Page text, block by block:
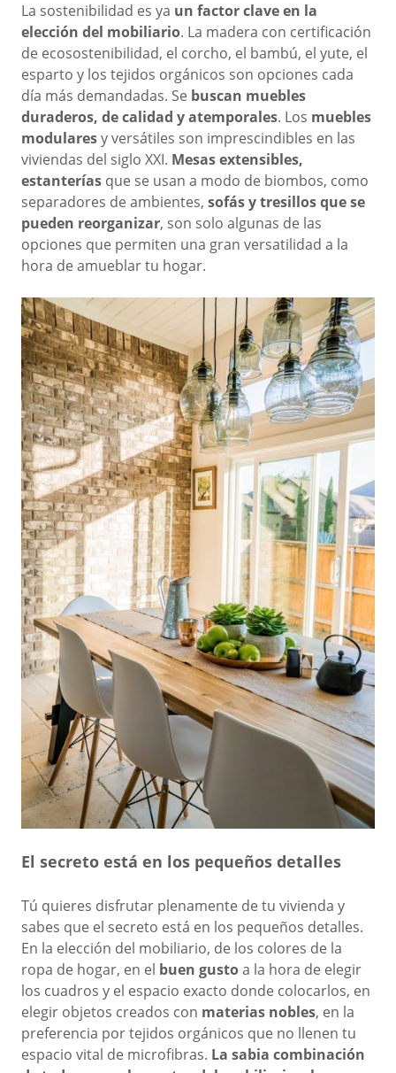
La sostenibilidad es ya un factor clave en la
elección del mobiliario. La madera con certificación
de ecosostenibilidad, el corcho, el bambú, el yute, el
esparto y los tejidos orgánicos son opciones cada
día más demandadas. Se buscan muebles
duraderos, de calidad y atemporales. Los muebles
modularesy versátiles son imprescindibles en las
viviendas del siglo XXI. Mesas extensibles,
estanterías que se usan a modo de biombos, como
separadores de ambientes, sofás y tresillos que se
pueden reorganizar, son solo algunas de las
opciones que permiten una gran versatilidad a la
hora de amueblar tu hogar.
El secreto está en los pequeños detalles
Tú quieres disfrutar plenamente de tu vivienda y
sabes que el secreto está en los pequeños detalles.
En la elección del mobiliario, de los colores de la
ropa de hogar, en el buen gustoa la hora de elegir
los cuadros y el espacio exacto donde colocarlos, en
elegir objetos creados con materias nobles, en la
preferencia por tejidos orgánicos que no llenen tu
espacio vital de microfibras. La sabia combinación